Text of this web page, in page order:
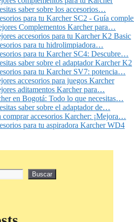
saber sobre los accesorios…
para tu Karcher SC2 - Guía
Complementos Karcher para…
accesorios para tu Karcher K2 Basic
para tu hidrolimpiadora…
para tu Karcher SC4: Descubre…
saber sobre el adaptador Karcher K2
para tu Karcher SV7: potencia…
accesorios para juegos Karcher
aditamentos Karcher para…
en Bogotá: Todo lo que necesitas…
saber sobre el adaptador de…
comprar accesorios Karcher: ¡Mejora…
para tu aspiradora Karcher WD4
Buscar